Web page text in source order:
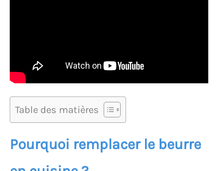
Table des matières
Pourquoi remplacer le beurre